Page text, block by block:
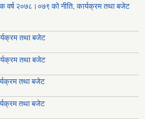
२०७८।०७९ को नीति‚ कार्यक्रम तथा बजेट
तथा बजेट
तथा बजेट
तथा बजेट
तथा बजेट